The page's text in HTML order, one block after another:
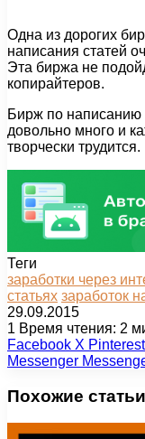
Одна из дорогих
написания статей
Эта биржа не
копирайтеров.
Бирж по написанию
довольно много и
творчески трудится.
Теги
заработки через
статьях заработок
29.09.2015
1 Время чтения: 2
Facebook X Pinterest
Messenger
Похожие статьи